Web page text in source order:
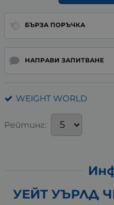
БЪРЗА ПОРЪЧКА
НАПРАВИ ЗАПИТВАНЕ
WEIGHT WORLD
Рейтинг:
УЕЙТ УЪРЛД